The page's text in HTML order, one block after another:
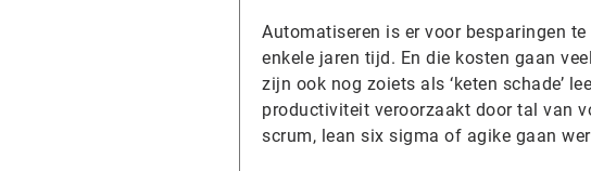
Automatiseren is er voor besparingen
enkele jaren tijd. En die kosten gaan
zijn ook nog zoiets als ‘keten schade’
productiviteit veroorzaakt door tal van
scrum, lean six sigma of agike gaan